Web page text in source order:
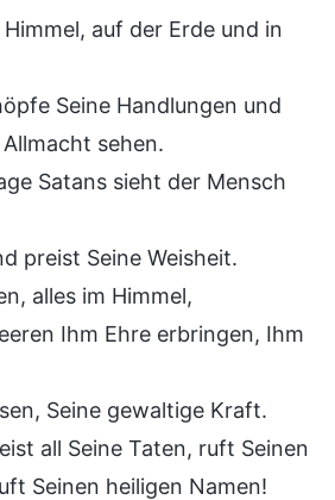
auf der Erde und in
Seine Handlungen und
sehen.
Satans sieht der Mensch
preist Seine Weisheit.
alles im Himmel,
Ihm Ehre erbringen, Ihm
Seine gewaltige Kraft.
all Seine Taten, ruft Seinen
Seinen heiligen Namen!